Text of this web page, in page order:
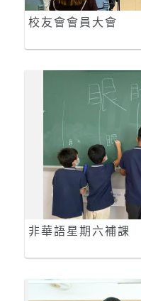
校友會會員大會
非華語星期六補課